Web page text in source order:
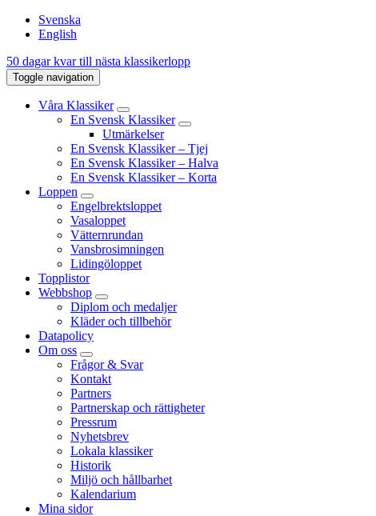
Svenska
English
50 dagar kvar till nästa klassikerlopp
Toggle navigation
Våra Klassiker
En Svensk Klassiker
Utmärkelser
En Svensk Klassiker – Tjej
En Svensk Klassiker – Halva
En Svensk Klassiker – Korta
Loppen
Engelbrektsloppet
Vasaloppet
Vätternrundan
Vansbrosimningen
Lidingöloppet
Topplistor
Webbshop
Diplom och medaljer
Kläder och tillbehör
Datapolicy
Om oss
Frågor & Svar
Kontakt
Partners
Partnerskap och rättigheter
Pressrum
Nyhetsbrev
Lokala klassiker
Historik
Miljö och hållbarhet
Kalendarium
Mina sidor